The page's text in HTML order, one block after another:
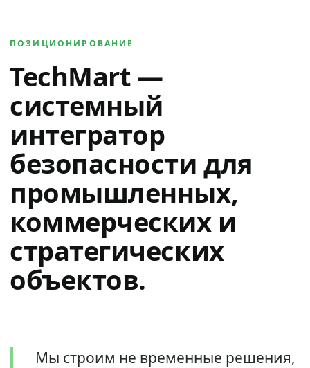
ПОЗИЦИОНИРОВАНИЕ
TechMart —
системный
интегратор
безопасности для
промышленных,
коммерческих и
стратегических
объектов.
Мы строим не временные решения,